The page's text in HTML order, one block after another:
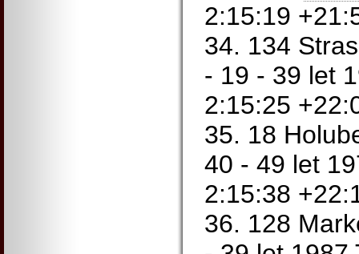
2:15:19
34. 134
- 19 - 39 let
2:15:25
35. 18
40 - 49 let
2:15:38
36. 128